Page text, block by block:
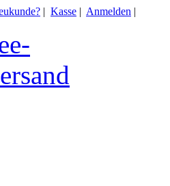
| Kasse | Anmelden |